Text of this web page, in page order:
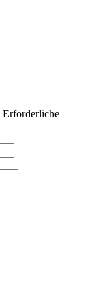
Erforderliche